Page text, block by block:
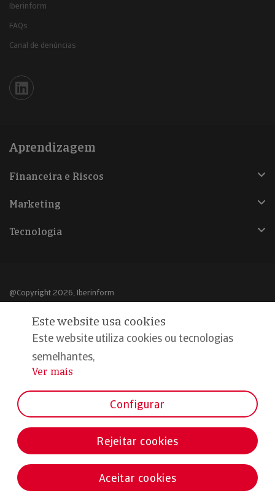
Iberinform
FAQs
Canal de denúncias
Iberinform en Linkedin
Aprendizagem
Financeira e Riscos
Marketing
Tecnologia
@Copyright 2026, Iberinform
Aviso legal
Política de cookies
Declaração de privacidade
Este website usa cookies
Este website utiliza cookies ou tecnologias
semelhantes,
...
Ver mais
Configurar
Rejeitar cookies
Aceitar cookies